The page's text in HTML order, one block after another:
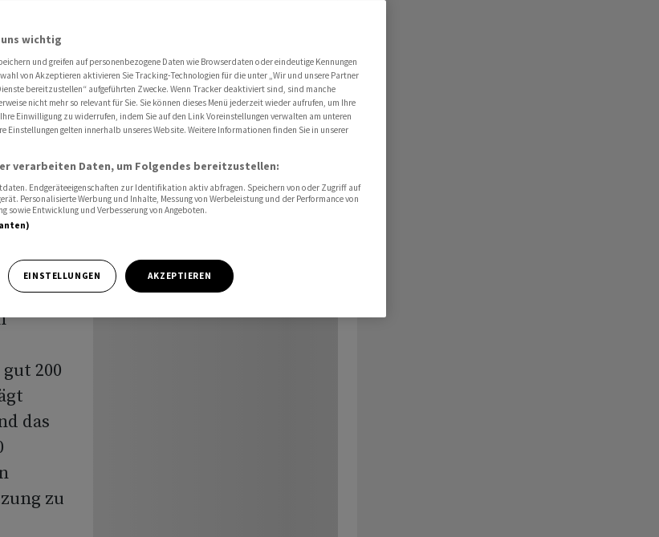
Dafür
200
das
zu
wichtig
und greifen auf personenbezogene Daten wie Browserdaten oder eindeutige Kennungen
von Akzeptieren aktivieren Sie Tracking-Technologien für die unter „Wir und unsere Partner
bereitzustellen“ aufgeführten Zwecke. Wenn Tracker deaktiviert sind, sind manche
nicht mehr so relevant für Sie. Sie können dieses Menü jederzeit wieder aufrufen, um Ihre
Einwilligung zu widerrufen, indem Sie auf den Link Voreinstellungen verwalten am unteren
Einstellungen gelten innerhalb unseres Website. Weitere Informationen finden Sie in unserer
verarbeiten Daten, um Folgendes bereitzustellen:
Endgeräteeigenschaften zur Identifikation aktiv abfragen. Speichern von oder Zugriff auf
Personalisierte Werbung und Inhalte, Messung von Werbeleistung und der Performance von
sowie Entwicklung und Verbesserung von Angeboten.
EINSTELLUNGEN AKZEPTIEREN